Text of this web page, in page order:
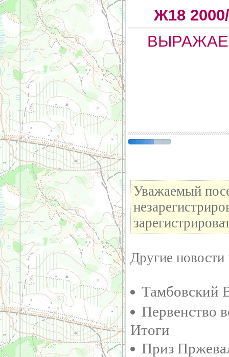
Ж18
Уважаемый
Другие новости
Тамбовский
Первенство
Итоги
Приз